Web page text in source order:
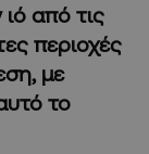
από τις
περιοχές
με
το